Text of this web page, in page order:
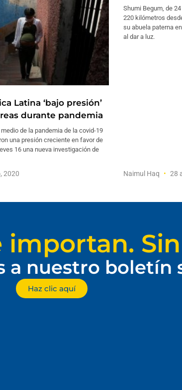
Latina ‘bajo presión’
durante pandemia
de la pandemia de la covid-19
una presión creciente en favor de
16 una nueva investigación de
2020
Shumi Begum, de
220 kilómetros
su abuela paterna
al dar a luz.
Naimul Haq 28
importan.
a nuestro boletín
Haz clic aquí